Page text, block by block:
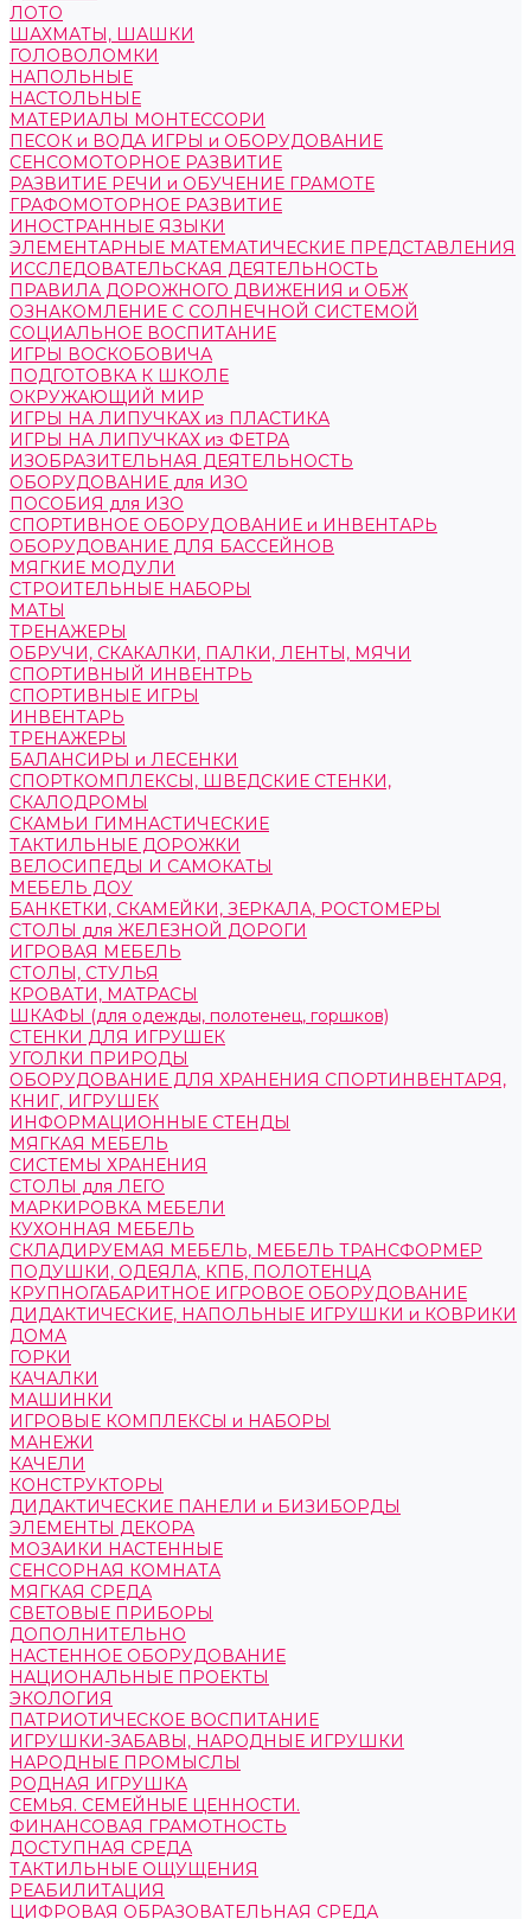
ЛОТО
ШАХМАТЫ, ШАШКИ
ГОЛОВОЛОМКИ
НАПОЛЬНЫЕ
НАСТОЛЬНЫЕ
МАТЕРИАЛЫ МОНТЕССОРИ
ПЕСОК и ВОДА ИГРЫ и ОБОРУДОВАНИЕ
СЕНСОМОТОРНОЕ РАЗВИТИЕ
РАЗВИТИЕ РЕЧИ и ОБУЧЕНИЕ ГРАМОТЕ
ГРАФОМОТОРНОЕ РАЗВИТИЕ
ИНОСТРАННЫЕ ЯЗЫКИ
ЭЛЕМЕНТАРНЫЕ МАТЕМАТИЧЕСКИЕ ПРЕДСТАВЛЕНИЯ
ИССЛЕДОВАТЕЛЬСКАЯ ДЕЯТЕЛЬНОСТЬ
ПРАВИЛА ДОРОЖНОГО ДВИЖЕНИЯ и ОБЖ
ОЗНАКОМЛЕНИЕ С СОЛНЕЧНОЙ СИСТЕМОЙ
СОЦИАЛЬНОЕ ВОСПИТАНИЕ
ИГРЫ ВОСКОБОВИЧА
ПОДГОТОВКА К ШКОЛЕ
ОКРУЖАЮЩИЙ МИР
ИГРЫ НА ЛИПУЧКАХ из ПЛАСТИКА
ИГРЫ НА ЛИПУЧКАХ из ФЕТРА
ИЗОБРАЗИТЕЛЬНАЯ ДЕЯТЕЛЬНОСТЬ
ОБОРУДОВАНИЕ для ИЗО
ПОСОБИЯ для ИЗО
СПОРТИВНОЕ ОБОРУДОВАНИЕ и ИНВЕНТАРЬ
ОБОРУДОВАНИЕ ДЛЯ БАССЕЙНОВ
МЯГКИЕ МОДУЛИ
СТРОИТЕЛЬНЫЕ НАБОРЫ
МАТЫ
ТРЕНАЖЕРЫ
ОБРУЧИ, СКАКАЛКИ, ПАЛКИ, ЛЕНТЫ, МЯЧИ
СПОРТИВНЫЙ ИНВЕНТРЬ
СПОРТИВНЫЕ ИГРЫ
ИНВЕНТАРЬ
ТРЕНАЖЕРЫ
БАЛАНСИРЫ и ЛЕСЕНКИ
СПОРТКОМПЛЕКСЫ, ШВЕДСКИЕ СТЕНКИ,
СКАЛОДРОМЫ
СКАМЬИ ГИМНАСТИЧЕСКИЕ
ТАКТИЛЬНЫЕ ДОРОЖКИ
ВЕЛОСИПЕДЫ И САМОКАТЫ
МЕБЕЛЬ ДОУ
БАНКЕТКИ, СКАМЕЙКИ, ЗЕРКАЛА, РОСТОМЕРЫ
СТОЛЫ для ЖЕЛЕЗНОЙ ДОРОГИ
ИГРОВАЯ МЕБЕЛЬ
СТОЛЫ, СТУЛЬЯ
КРОВАТИ, МАТРАСЫ
ШКАФЫ (для одежды, полотенец, горшков)
СТЕНКИ ДЛЯ ИГРУШЕК
УГОЛКИ ПРИРОДЫ
ОБОРУДОВАНИЕ ДЛЯ ХРАНЕНИЯ СПОРТИНВЕНТАРЯ,
КНИГ, ИГРУШЕК
ИНФОРМАЦИОННЫЕ СТЕНДЫ
МЯГКАЯ МЕБЕЛЬ
СИСТЕМЫ ХРАНЕНИЯ
СТОЛЫ для ЛЕГО
МАРКИРОВКА МЕБЕЛИ
КУХОННАЯ МЕБЕЛЬ
СКЛАДИРУЕМАЯ МЕБЕЛЬ, МЕБЕЛЬ ТРАНСФОРМЕР
ПОДУШКИ, ОДЕЯЛА, КПБ, ПОЛОТЕНЦА
КРУПНОГАБАРИТНОЕ ИГРОВОЕ ОБОРУДОВАНИЕ
ДИДАКТИЧЕСКИЕ, НАПОЛЬНЫЕ ИГРУШКИ и КОВРИКИ
ДОМА
ГОРКИ
КАЧАЛКИ
МАШИНКИ
ИГРОВЫЕ КОМПЛЕКСЫ и НАБОРЫ
МАНЕЖИ
КАЧЕЛИ
КОНСТРУКТОРЫ
ДИДАКТИЧЕСКИЕ ПАНЕЛИ и БИЗИБОРДЫ
ЭЛЕМЕНТЫ ДЕКОРА
МОЗАИКИ НАСТЕННЫЕ
СЕНСОРНАЯ КОМНАТА
МЯГКАЯ СРЕДА
СВЕТОВЫЕ ПРИБОРЫ
ДОПОЛНИТЕЛЬНО
НАСТЕННОЕ ОБОРУДОВАНИЕ
НАЦИОНАЛЬНЫЕ ПРОЕКТЫ
ЭКОЛОГИЯ
ПАТРИОТИЧЕСКОЕ ВОСПИТАНИЕ
ИГРУШКИ-ЗАБАВЫ, НАРОДНЫЕ ИГРУШКИ
НАРОДНЫЕ ПРОМЫСЛЫ
РОДНАЯ ИГРУШКА
СЕМЬЯ. СЕМЕЙНЫЕ ЦЕННОСТИ.
ФИНАНСОВАЯ ГРАМОТНОСТЬ
ДОСТУПНАЯ СРЕДА
ТАКТИЛЬНЫЕ ОЩУЩЕНИЯ
РЕАБИЛИТАЦИЯ
ЦИФРОВАЯ ОБРАЗОВАТЕЛЬНАЯ СРЕДА